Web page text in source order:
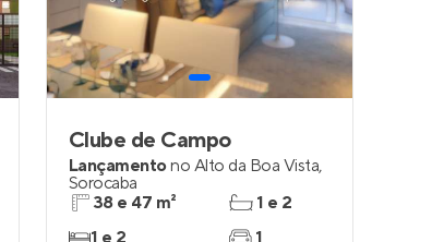
Clube de Campo
Lançamentono Alto da Boa Vista,
Sorocaba
38 e 47 m²
1 e 2
1 e 2
1